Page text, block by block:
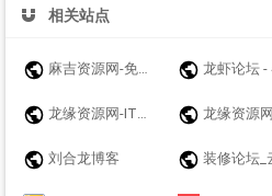
相关站点
麻吉资源网-免费游戏辅助分享网-众多破解软件资源论坛 - www.k7788.cn - www.k7788.cn 龙虾论坛 - 各种资源汇合，免费大全，互相交流
龙缘资源网-IT技术分享博客 龙缘资源网-IT技术分
刘合龙博客 装修论坛_云汇社区_云汇社